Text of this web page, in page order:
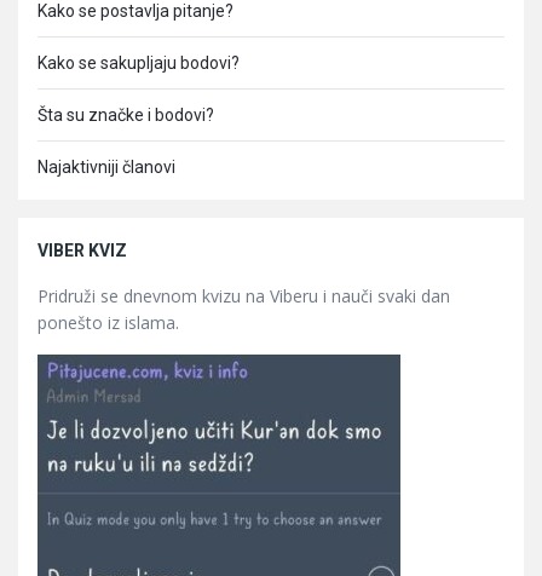
Kako se postavlja pitanje?
Kako se sakupljaju bodovi?
Šta su značke i bodovi?
Najaktivniji članovi
VIBER KVIZ
Pridruži se dnevnom kvizu na Viberu i nauči svaki dan
ponešto iz islama.